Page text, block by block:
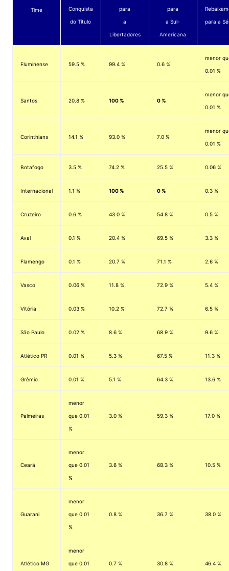
Time Conquista
do Título
para
a
Libertadores
para
a Sul-
Americana
para a
Fluminense 59.5 % 99.4 % 0.6 %
menor
0.01 %
Santos 20.8 % 100 % 0 %
menor
0.01 %
Corinthians 14.1 % 93.0 % 7.0 %
menor
0.01 %
Botafogo 3.5 % 74.2 % 25.5 % 0.06 %
Internacional 1.1 % 100 % 0 % 0.3 %
Cruzeiro 0.6 % 43.0 % 54.8 % 0.5 %
Avaí 0.1 % 20.4 % 69.5 % 3.3 %
Flamengo 0.1 % 20.7 % 71.1 % 2.6 %
Vasco 0.06 % 11.8 % 72.9 % 5.4 %
Vitória 0.03 % 10.2 % 72.7 % 6.5 %
São Paulo 0.02 % 8.6 % 68.9 % 9.6 %
Atlético PR 0.01 % 5.3 % 67.5 % 11.3 %
Grêmio 0.01 % 5.1 % 64.3 % 13.6 %
Palmeiras
menor
que 0.01
%
3.0 % 59.3 % 17.0 %
Ceará
menor
que 0.01
%
3.6 % 68.3 % 10.5 %
Guarani
menor
que 0.01
%
0.8 % 36.7 % 38.0 %
Atlético MG
menor
que 0.01 0.7 % 30.8 % 46.4 %